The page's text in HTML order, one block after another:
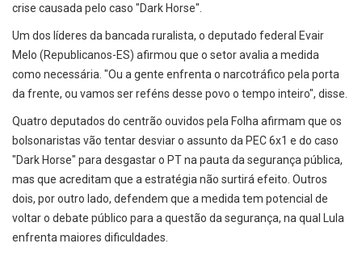
crise causada pelo caso "Dark Horse".
Um dos líderes da bancada ruralista, o deputado federal Evair
Melo (Republicanos-ES) afirmou que o setor avalia a medida
como necessária. "Ou a gente enfrenta o narcotráfico pela porta
da frente, ou vamos ser reféns desse povo o tempo inteiro", disse.
Quatro deputados do centrão ouvidos pela Folha afirmam que os
bolsonaristas vão tentar desviar o assunto da PEC 6x1 e do caso
"Dark Horse" para desgastar o PT na pauta da segurança pública,
mas que acreditam que a estratégia não surtirá efeito. Outros
dois, por outro lado, defendem que a medida tem potencial de
voltar o debate público para a questão da segurança, na qual Lula
enfrenta maiores dificuldades.